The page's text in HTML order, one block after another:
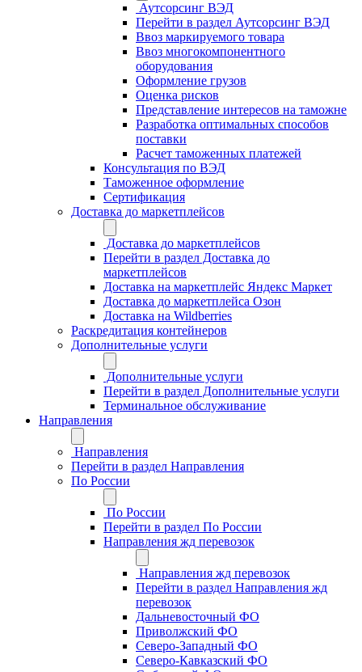
Аутсорсинг ВЭД
Перейти в раздел Аутсорсинг ВЭД
Ввоз маркируемого товара
Ввоз многокомпонентного
оборудования
Оформление грузов
Оценка рисков
Представление интересов на таможне
Разработка оптимальных способов
поставки
Расчет таможенных платежей
Консультация по ВЭД
Таможенное оформление
Сертификация
Доставка до маркетплейсов
Доставка до маркетплейсов
Перейти в раздел Доставка до
маркетплейсов
Доставка на маркетплейс Яндекс Маркет
Доставка до маркетплейса Озон
Доставка на Wildberries
Раскредитация контейнеров
Дополнительные услуги
Дополнительные услуги
Перейти в раздел Дополнительные услуги
Терминальное обслуживание
Направления
Направления
Перейти в раздел Направления
По России
По России
Перейти в раздел По России
Направления жд перевозок
Направления жд перевозок
Перейти в раздел Направления жд
перевозок
Дальневосточный ФО
Приволжский ФО
Северо-Западный ФО
Северо-Кавказский ФО